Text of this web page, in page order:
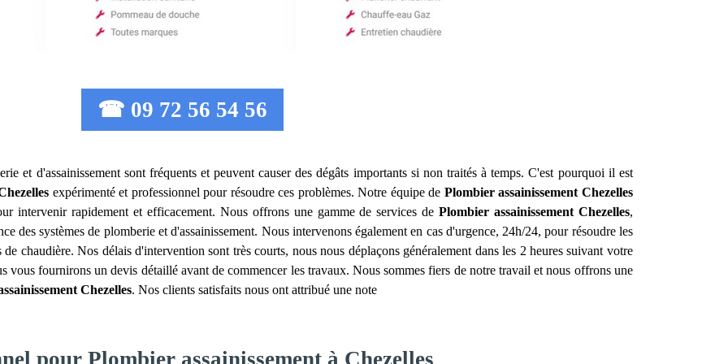
☎ 09 72 56 54 56
et d'assainissement sont fréquents et peuvent causer des dégâts importants si non traités à temps. C'est pourquoi il est
expérimenté et professionnel pour résoudre ces problèmes. Notre équipe de Plombier assainissement Chezelles
intervenir rapidement et efficacement. Nous offrons une gamme de services dePlombier assainissement Chezelles,
des systèmes de plomberie et d'assainissement. Nous intervenons également en cas d'urgence, 24h/24, pour résoudre les
chaudière. Nos délais d'intervention sont très courts, nous nous déplaçons généralement dans les 2 heures suivant votre
vous fournirons un devis détaillé avant de commencer les travaux. Nous sommes fiers de notre travail et nous offrons une
Chezelles. Nos clients satisfaits nous ont attribué une note
pour Plombier assainissement à Chezelles